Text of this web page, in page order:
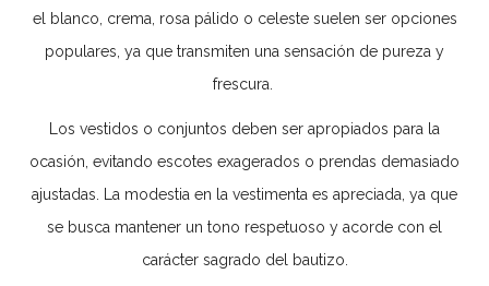
el blanco, crema, rosa pálido o celeste suelen ser opciones
populares, ya que transmiten una sensación de pureza y
frescura.
Los vestidos o conjuntos deben ser apropiados para la
ocasión, evitando escotes exagerados o prendas demasiado
ajustadas. La modestia en la vestimenta es apreciada, ya que
se busca mantener un tono respetuoso y acorde con el
carácter sagrado del bautizo.